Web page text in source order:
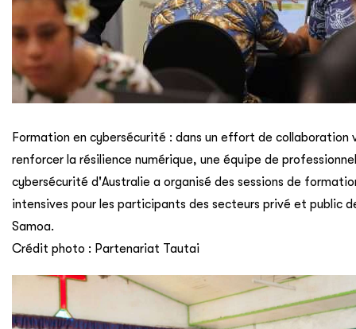
Formation en cybersécurité : dans un effort de collaboration
renforcer la résilience numérique, une équipe de
cybersécurité d'Australie a organisé des sessions de
intensives pour les participants des secteurs privé et public
Samoa.
Crédit photo : Partenariat Tautai